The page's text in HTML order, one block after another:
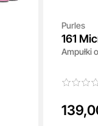
Purles
161
Ampułki